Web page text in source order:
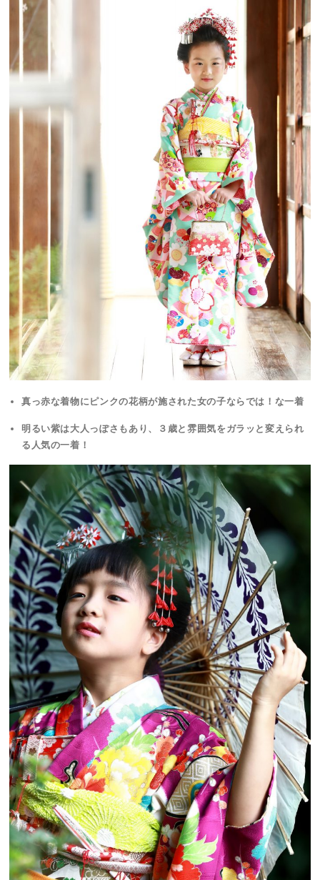
真っ赤な着物にピンクの花柄が施された女の子ならでは！な一着
明るい紫は大人っぽさもあり、３歳と雰囲気をガラッと変えられ
る人気の一着！